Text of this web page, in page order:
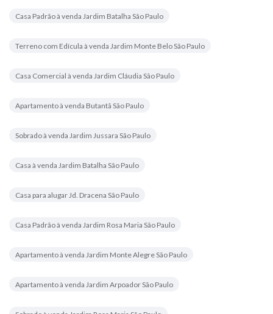
Casa Padrão à venda Jardim Batalha São Paulo
Terreno com Edícula à venda Jardim Monte Belo São Paulo
Casa Comercial à venda Jardim Cláudia São Paulo
Apartamento à venda Butantã São Paulo
Sobrado à venda Jardim Jussara São Paulo
Casa à venda Jardim Batalha São Paulo
Casa para alugar Jd. Dracena São Paulo
Casa Padrão à venda Jardim Rosa Maria São Paulo
Apartamento à venda Jardim Monte Alegre São Paulo
Apartamento à venda Jardim Arpoador São Paulo